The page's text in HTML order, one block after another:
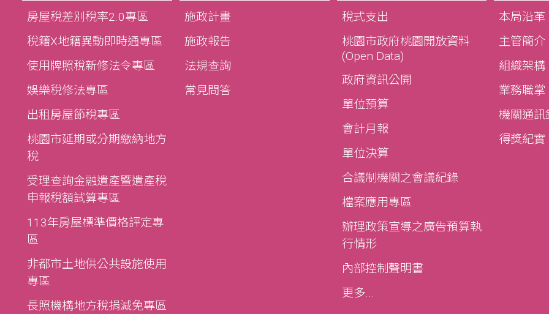
房屋稅差別稅率2.0專區
稅籍X地籍異動即時通專區
使用牌照稅新修法令專區
娛樂稅修法專區
出租房屋節稅專區
桃園市延期或分期繳納地方
稅
受理查詢金融遺產暨遺產稅
申報稅額試算專區
113年房屋標準價格評定專
區
非都市土地供公共設施使用
專區
長照機構地方稅捐減免專區
施政計畫
施政報告
法規查詢
常見問答
稅式支出
桃園市政府桃園開放資料
(Open Data)
政府資訊公開
單位預算
會計月報
單位決算
合議制機關之會議紀錄
檔案應用專區
辦理政策宣導之廣告預算執
行情形
內部控制聲明書
更多...
本局沿革
主管簡介
組織架構
業務職掌
機關通訊
得獎紀實